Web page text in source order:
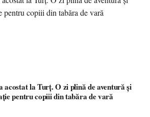
la Turț. O zi plină de aventură și
pentru copiii din tabăra de vară